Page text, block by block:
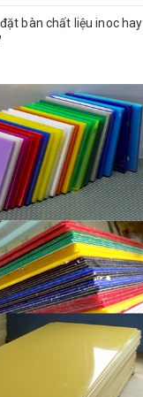
bàn chất liệu inoc hay